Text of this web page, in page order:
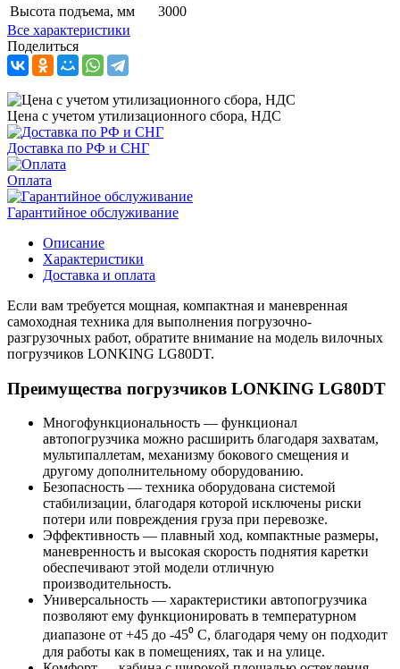
Высота подъема, мм
3000
Все характеристики
Поделиться
Цена с учетом утилизационного сбора, НДС
Доставка по РФ и СНГ
Оплата
Гарантийное обслуживание
Описание
Характеристики
Доставка и оплата
Если вам требуется мощная, компактная и маневренная
самоходная техника для выполнения погрузочно-
разгрузочных работ, обратите внимание на модель вилочных
погрузчиков LONKING LG80DT.
Преимущества погрузчиков LONKING LG80DT
Многофункциональность — функционал
автопогрузчика можно расширить благодаря захватам,
мультипаллетам, механизму бокового смещения и
другому дополнительному оборудованию.
Безопасность — техника оборудована системой
стабилизации, благодаря которой исключены риски
потери или повреждения груза при перевозке.
Эффективность — плавный ход, компактные размеры,
маневренность и высокая скорость поднятия каретки
обеспечивают этой модели отличную
производительность.
Универсальность — характеристики автопогрузчика
позволяют ему функционировать в температурном
диапазоне от +45 до -45⁰ С, благодаря чему он подходит
для работы как в помещениях, так и на улице.